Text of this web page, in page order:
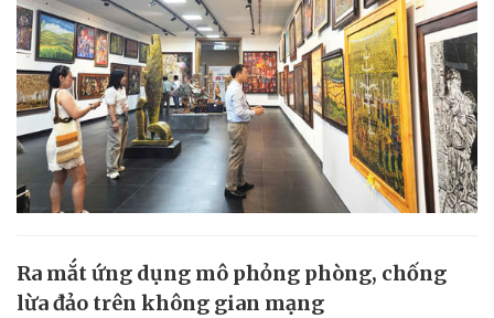
Ra mắt ứng dụng mô phỏng phòng, chống
lừa đảo trên không gian mạng